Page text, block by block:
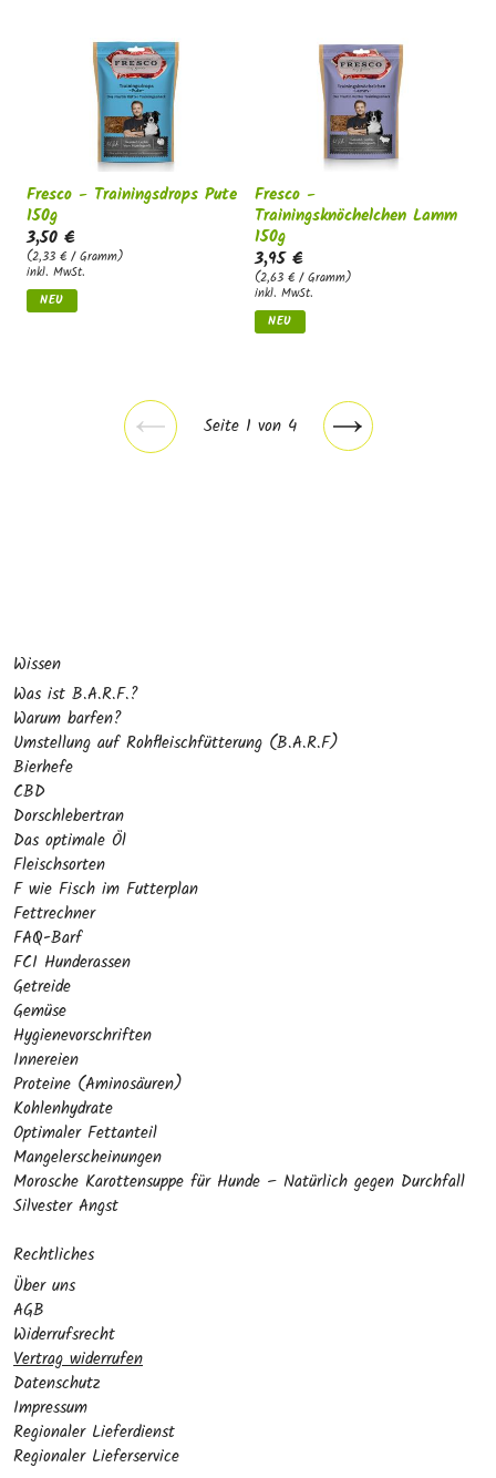
Fresco - Trainingsdrops Pute
150g
3,50 €
(2,33 € / Gramm)
inkl. MwSt.
NEU
Fresco -
Trainingsknöchelchen Lamm
150g
3,95 €
(2,63 € / Gramm)
inkl. MwSt.
NEU
VorherigeSeite 1 von 4
Nächste
Wissen
Was ist B.A.R.F.?
Warum barfen?
Umstellung auf Rohfleischfütterung (B.A.R.F)
Bierhefe
CBD
Dorschlebertran
Das optimale Öl
Fleischsorten
F wie Fisch im Futterplan
Fettrechner
FAQ-Barf
FCI Hunderassen
Getreide
Gemüse
Hygienevorschriften
Innereien
Proteine (Aminosäuren)
Kohlenhydrate
Optimaler Fettanteil
Mangelerscheinungen
Morosche Karottensuppe für Hunde – Natürlich gegen Durchfall
Silvester Angst
Rechtliches
Über uns
AGB
Widerrufsrecht
Vertrag widerrufen
Datenschutz
Impressum
Regionaler Lieferdienst
Regionaler Lieferservice